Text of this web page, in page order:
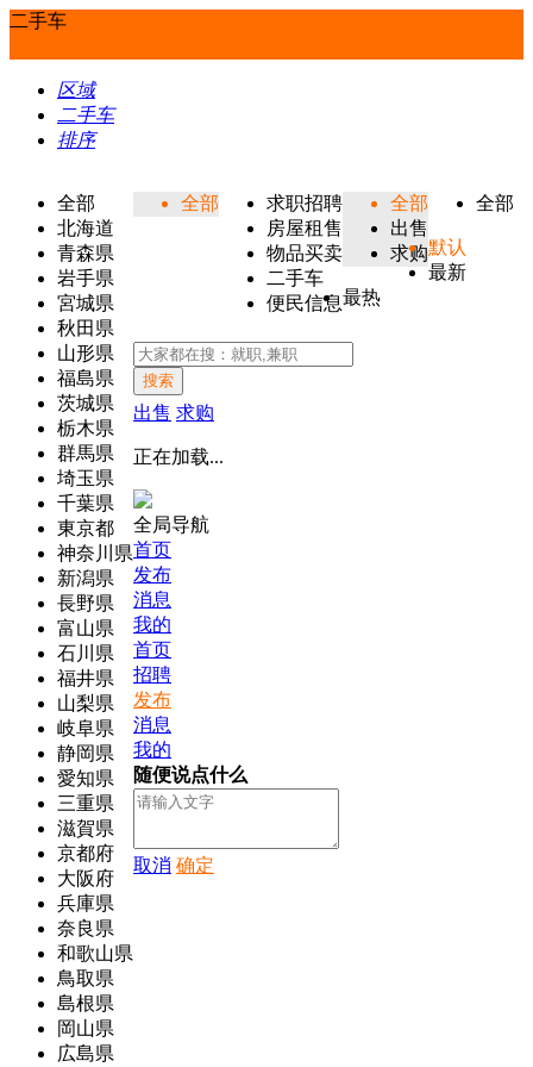
二手车
区域
二手车
排序
全部
北海道
青森県
岩手県
宮城県
秋田県
山形県
福島県
茨城県
栃木県
群馬県
埼玉県
千葉県
東京都
神奈川県
新潟県
長野県
富山県
石川県
福井県
山梨県
岐阜県
静岡県
愛知県
三重県
滋賀県
京都府
大阪府
兵庫県
奈良県
和歌山県
鳥取県
島根県
岡山県
広島県
全部
求职招聘
房屋租售
物品买卖
二手车
便民信息
全部
出售
求购
全部
默认
最新
最热
搜索
出售 求购
正在加载...
全局导航
首页
发布
消息
我的
首页
招聘
发布
消息
我的
随便说点什么
取消 确定